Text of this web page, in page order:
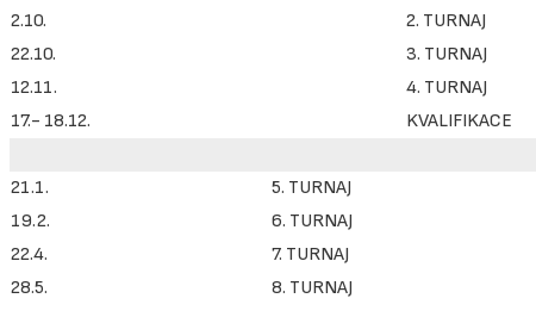
2.10.
2. TURNAJ
22.10.
3. TURNAJ
12.11.
4. TURNAJ
17.- 18.12.
KVALIFIKACE
21.1.
5. TURNAJ
19.2.
6. TURNAJ
22.4.
7. TURNAJ
28.5.
8. TURNAJ